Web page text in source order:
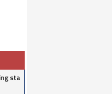
sta